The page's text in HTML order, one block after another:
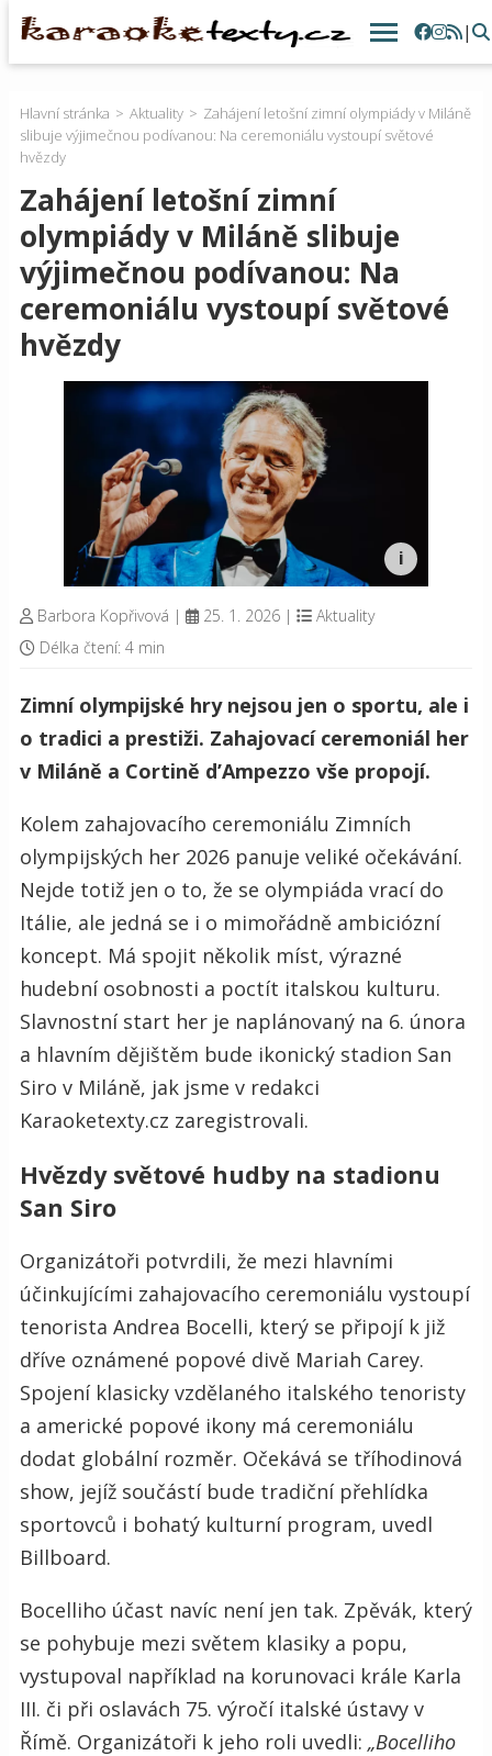
|
Hlavní stránka Aktuality
Zahájení letošní zimní olympiády v Miláně
slibuje výjimečnou podívanou: Na ceremoniálu vystoupí světové
hvězdy
Zahájení letošní zimní
olympiády v Miláně slibuje
výjimečnou podívanou: Na
ceremoniálu vystoupí světové
hvězdy
Barbora Kopřivová | 25. 1. 2026 |
Aktuality
Délka čtení: 4 min
Zimní olympijské hry nejsou jen o sportu, ale i
o tradici a prestiži. Zahajovací ceremoniál her
v Miláně a Cortině d’Ampezzo vše propojí.
Kolem zahajovacího ceremoniálu Zimních
olympijských her 2026 panuje veliké očekávání.
Nejde totiž jen o to, že se olympiáda vrací do
Itálie, ale jedná se i o mimořádně ambiciózní
koncept. Má spojit několik míst, výrazné
hudební osobnosti a poctít italskou kulturu.
Slavnostní start her je naplánovaný na 6. února
a hlavním dějištěm bude ikonický stadion San
Siro v Miláně, jak jsme v redakci
Karaoketexty.cz zaregistrovali.
Hvězdy světové hudby na stadionu
San Siro
Organizátoři potvrdili, že mezi hlavními
účinkujícími zahajovacího ceremoniálu vystoupí
tenorista Andrea Bocelli, který se připojí k již
dříve oznámené popové divě Mariah Carey.
Spojení klasicky vzdělaného italského tenoristy
a americké popové ikony má ceremoniálu
dodat globální rozměr. Očekává se tříhodinová
show, jejíž součástí bude tradiční přehlídka
sportovců i bohatý kulturní program, uvedl
Billboard.
Bocelliho účast navíc není jen tak. Zpěvák, který
se pohybuje mezi světem klasiky a popu,
vystupoval například na korunovaci krále Karla
III. či při oslavách 75. výročí italské ústavy v
Římě. Organizátoři k jeho roli uvedli: „Bocelliho